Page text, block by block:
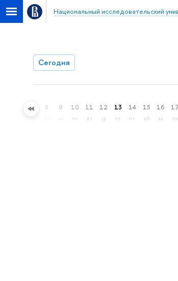
Национальный исследовательский
Сегодня
7 8 9 10
пн
11
вт
12
ср
13
чт
14
пт
15
сб
16
вс
17
пн